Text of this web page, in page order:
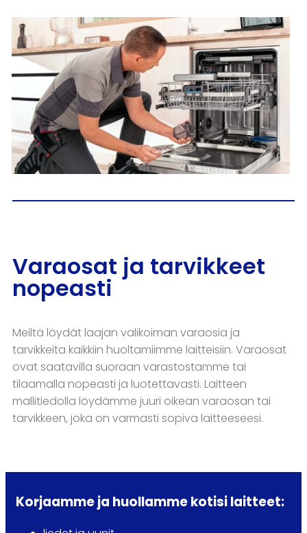
Varaosat ja tarvikkeet
nopeasti
Meiltä löydät laajan valikoiman varaosia ja
tarvikkeita kaikkiin huoltamiimme laitteisiin. Varaosat
ovat saatavilla suoraan varastostamme tai
tilaamalla nopeasti ja luotettavasti. Laitteen
mallitiedolla löydämme juuri oikean varaosan tai
tarvikkeen, joka on varmasti sopiva laitteeseesi.
Korjaamme ja huollamme kotisi laitteet: